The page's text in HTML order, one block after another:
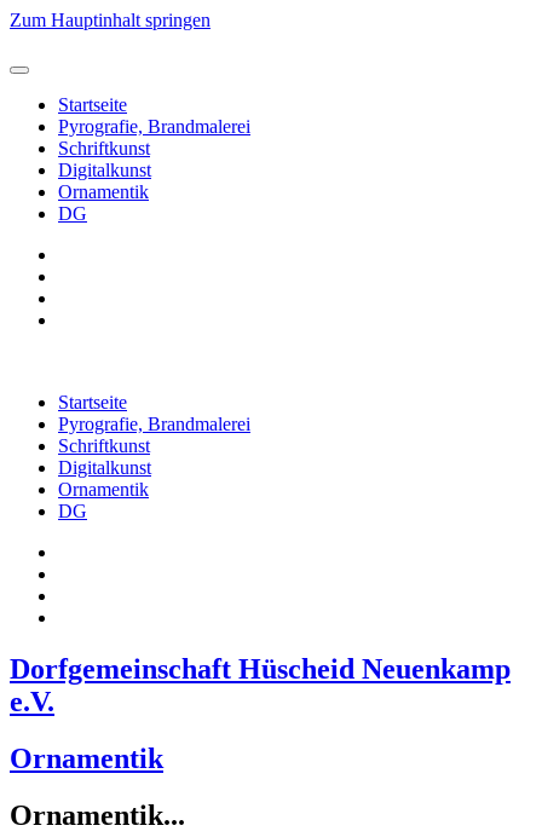
Zum Hauptinhalt springen
Startseite
Pyrografie, Brandmalerei
Schriftkunst
Digitalkunst
Ornamentik
DG
Startseite
Pyrografie, Brandmalerei
Schriftkunst
Digitalkunst
Ornamentik
DG
Dorfgemeinschaft Hüscheid Neuenkamp
e.V.
Ornamentik
Ornamentik...